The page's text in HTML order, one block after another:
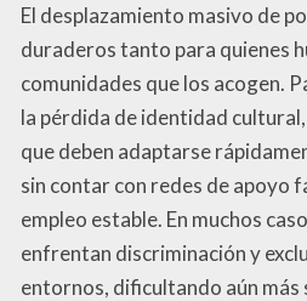
El desplazamiento masivo de
duraderos tanto para quienes
comunidades que los acogen.
la pérdida de identidad
que deben adaptarse
sin contar con redes de apoyo
empleo estable. En muchos
enfrentan discriminación y
entornos, dificultando aún más